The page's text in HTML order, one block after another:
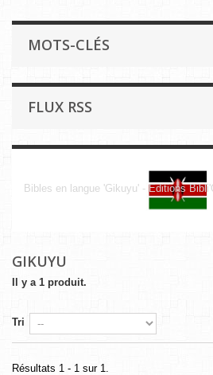
MOTS-CLÉS
FLUX RSS
Bibles en langue 'Gikuyu' - Editions
GIKUYU
Il y a 1 produit.
Tri
Résultats 1 - 1 sur 1.